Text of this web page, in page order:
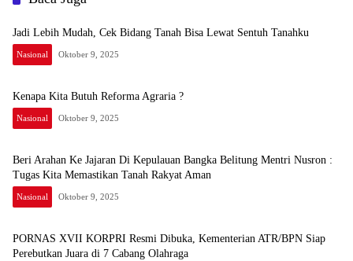
Jadi Lebih Mudah, Cek Bidang Tanah Bisa Lewat Sentuh Tanahku
Nasional Oktober 9, 2025
Kenapa Kita Butuh Reforma Agraria ?
Nasional Oktober 9, 2025
Beri Arahan Ke Jajaran Di Kepulauan Bangka Belitung Mentri Nusron :
Tugas Kita Memastikan Tanah Rakyat Aman
Nasional Oktober 9, 2025
PORNAS XVII KORPRI Resmi Dibuka, Kementerian ATR/BPN Siap
Perebutkan Juara di 7 Cabang Olahraga